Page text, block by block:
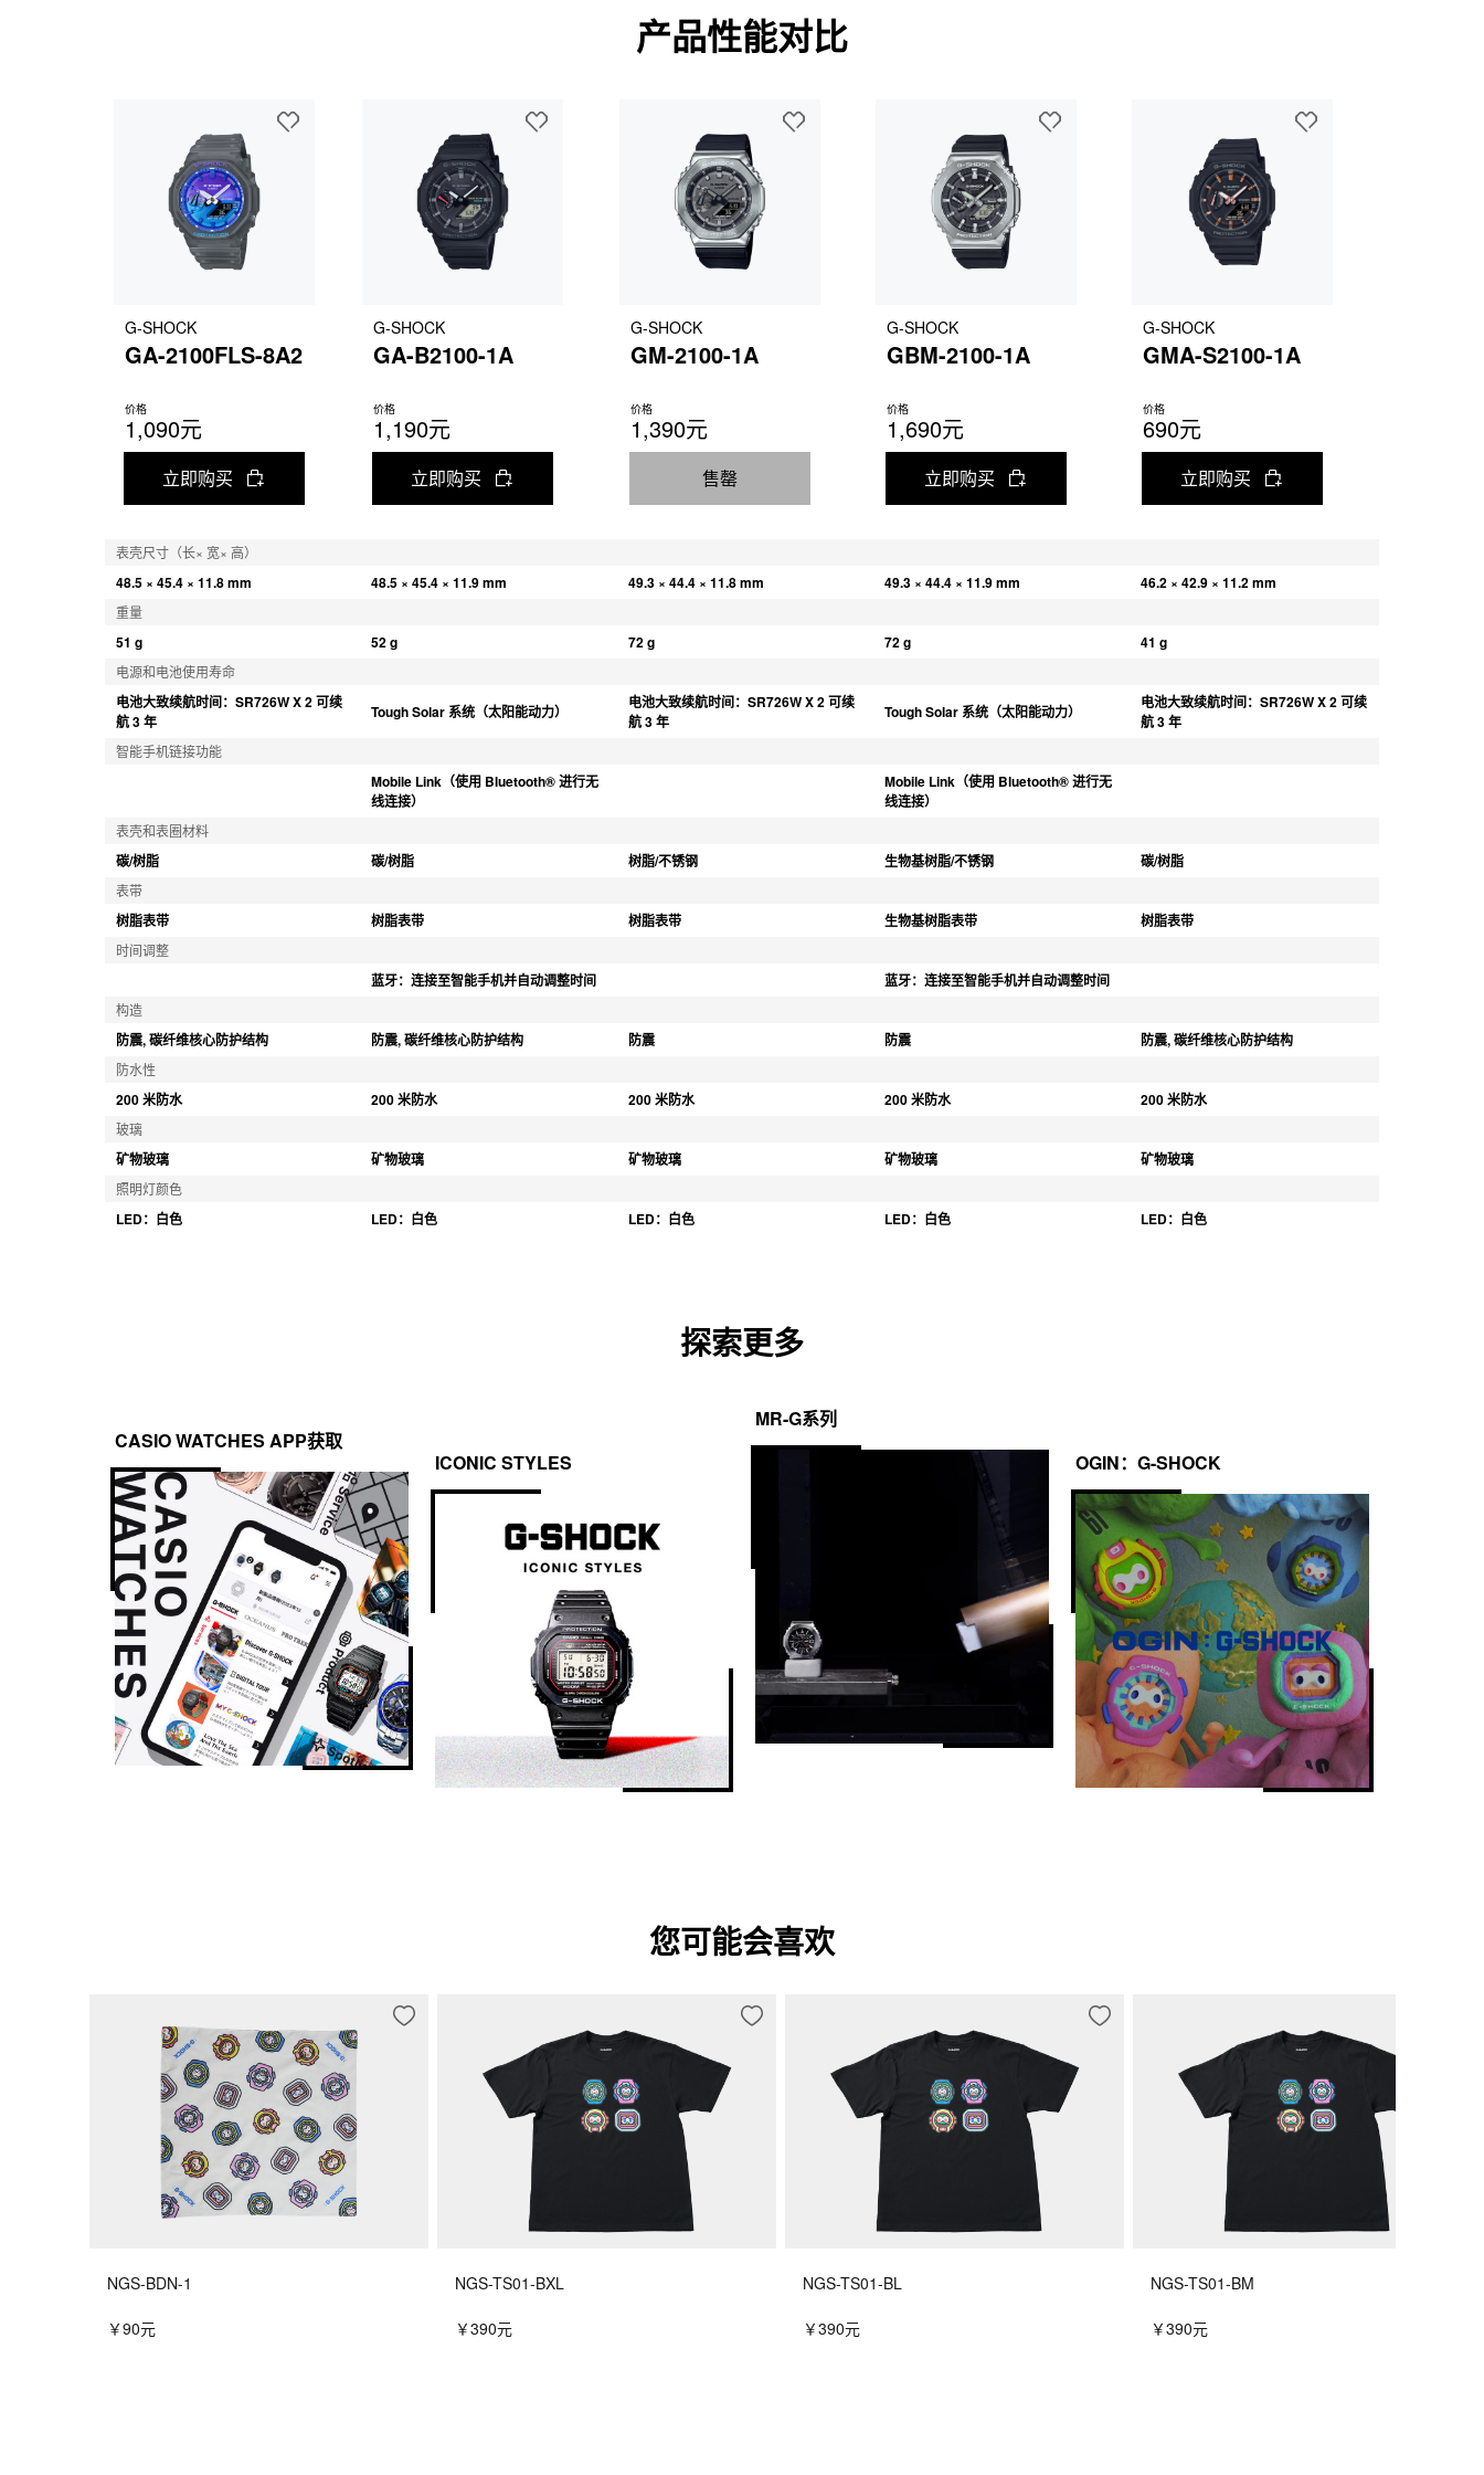
产品性能对比
G-SHOCK
GA-2100FLS-8A2
价格
1,090元
立即购买
G-SHOCK
GA-B2100-1A
价格
1,190元
立即购买
G-SHOCK
GM-2100-1A
价格
1,390元
售罄
G-SHOCK
GBM-2100-1A
价格
1,690元
立即购买
G-SHOCK
GMA-S2100-1A
价格
690元
立即购买
表壳尺寸（长× 宽× 高）
48.5 × 45.4 × 11.8 mm 48.5 × 45.4 × 11.9 mm 49.3 × 44.4 × 11.8 mm 49.3 × 44.4 × 11.9 mm 46.2 × 42.9 × 11.2 mm
重量
51 g 52 g 72 g 72 g 41 g
电源和电池使用寿命
电池大致续航时间：SR726W X 2 可续
航 3 年
Tough Solar 系统（太阳能动力）
电池大致续航时间：SR726W X 2 可续
航 3 年
Tough Solar 系统（太阳能动力）
电池大致续航时间：SR726W X 2 可续
航 3 年
智能手机链接功能
Mobile Link（使用 Bluetooth® 进行无
线连接）
Mobile Link（使用 Bluetooth® 进行无
线连接）
表壳和表圈材料
碳/树脂 碳/树脂 树脂/不锈钢 生物基树脂/不锈钢 碳/树脂
表带
树脂表带 树脂表带 树脂表带 生物基树脂表带 树脂表带
时间调整
蓝牙：连接至智能手机并自动调整时间 蓝牙：连接至智能手机并自动调整时间
构造
防震, 碳纤维核心防护结构 防震, 碳纤维核心防护结构 防震 防震 防震, 碳纤维核心防护结构
防水性
200 米防水 200 米防水 200 米防水 200 米防水 200 米防水
玻璃
矿物玻璃 矿物玻璃 矿物玻璃 矿物玻璃 矿物玻璃
照明灯颜色
LED：白色 LED：白色 LED：白色 LED：白色 LED：白色
探索更多
CASIO WATCHES APP获取
ICONIC STYLES
MR-G系列
OGIN：G-SHOCK
您可能会喜欢
NGS-BDN-1
￥90元
NGS-TS01-BXL
￥390元
NGS-TS01-BL
￥390元
NGS-TS01-BM
￥390元